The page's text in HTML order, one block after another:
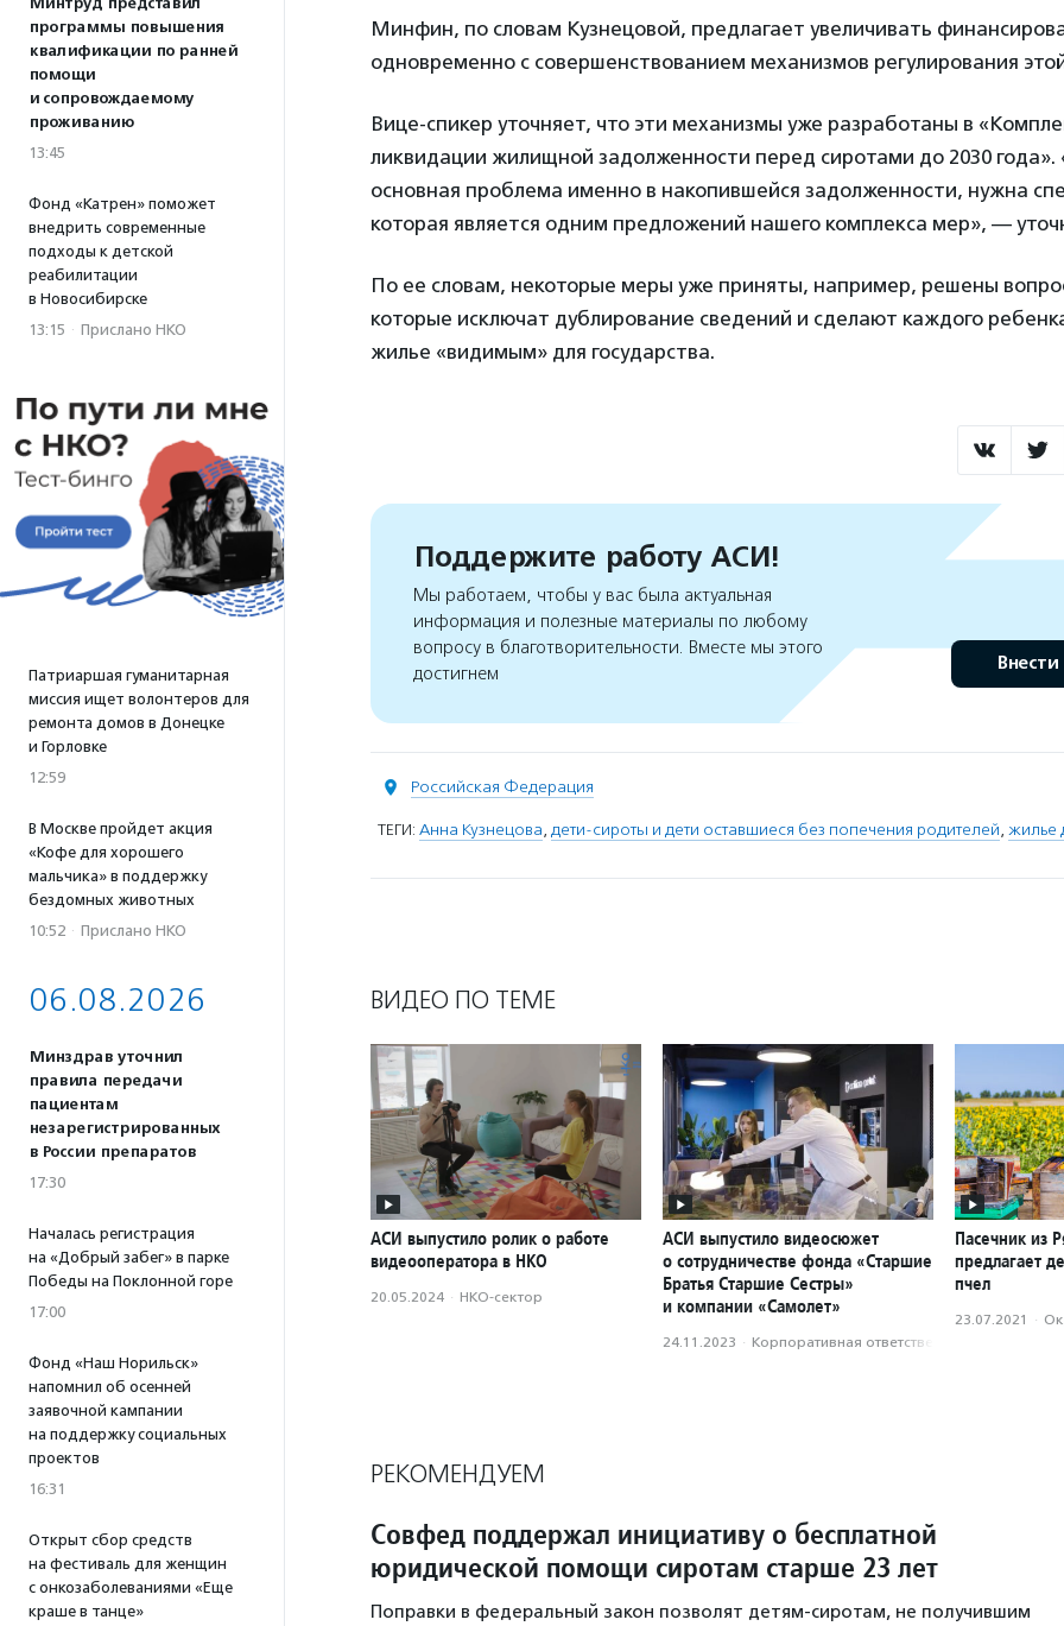
программы повышения
квалификации по ранней
помощи
и сопровождаемому
проживанию
13:45
Фонд «Катрен» поможет
внедрить современные
подходы к детской
реабилитации
в Новосибирске
13:15 · Прислано НКО
Патриаршая гуманитарная
миссия ищет волонтеров для
ремонта домов в Донецке
и Горловке
12:59
В Москве пройдет акция
«Кофе для хорошего
мальчика» в поддержку
бездомных животных
10:52 · Прислано НКО
06.08.2026
Минздрав уточнил
правила передачи
пациентам
незарегистрированных
в России препаратов
17:30
Началась регистрация
на «Добрый забег» в парке
Победы на Поклонной горе
17:00
Фонд «Наш Норильск»
напомнил об осенней
заявочной кампании
на поддержку социальных
проектов
16:31
Открыт сбор средств
на фестиваль для женщин
с онкозаболеваниями «Еще
краше в танце»
Минфин, по словам Кузнецовой, предлагает увеличивать
одновременно с совершенствованием механизмов регулирования
Вице-спикер уточняет, что эти механизмы уже разработаны в
ликвидации жилищной задолженности перед сиротами до 2030 года».
основная проблема именно в накопившейся задолженности, нужна
которая является одним предложений нашего комплекса мер», —
По ее словам, некоторые меры уже приняты, например, решены
которые исключат дублирование сведений и сделают каждого
жилье «видимым» для государства.
Поддержите работу АСИ!
Мы работаем, чтобы у вас была актуальная
информация и полезные материалы по любому
вопросу в благотворительности. Вместе мы этого
достигнем
Внести
Российская Федерация
ТЕГИ: Анна Кузнецова, дети-сироты и дети оставшиеся без попечения родителей, жилье
ВИДЕО ПО ТЕМЕ
АСИ выпустило ролик о работе
видеооператора в НКО
20.05.2024 · НКО-сектор
АСИ выпустило видеосюжет
о сотрудничестве фонда «Старшие
Братья Старшие Сестры»
и компании «Самолет»
24.11.2023 · Корпоративная ответственность
Пасечник из
предлагает
пчел
23.07.2021 ·
РЕКОМЕНДУЕМ
Совфед поддержал инициативу о бесплатной
юридической помощи сиротам старше 23 лет
Поправки в федеральный закон позволят детям-сиротам, не получившим